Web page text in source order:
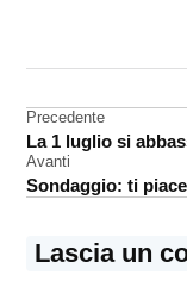
App
Store
Navigazione
articoli
Precedente
La 1 luglio si
Avanti
Sondaggio: ti
Lascia un